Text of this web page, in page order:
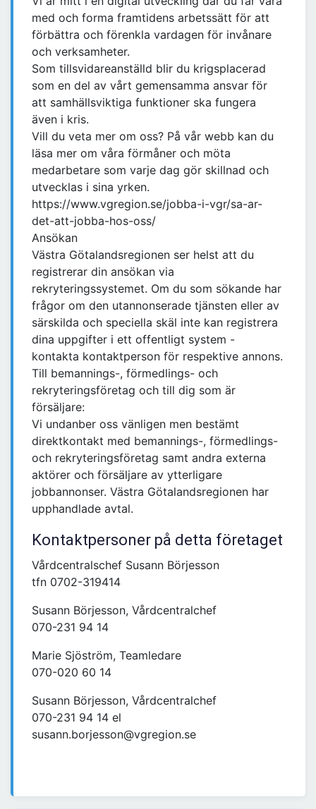
med och forma framtidens arbetssätt för att
förbättra och förenkla vardagen för invånare
och verksamheter.
Som tillsvidareanställd blir du krigsplacerad
som en del av vårt gemensamma ansvar för
att samhällsviktiga funktioner ska fungera
även i kris.
Vill du veta mer om oss? På vår webb kan du
läsa mer om våra förmåner och möta
medarbetare som varje dag gör skillnad och
utvecklas i sina yrken.
https://www.vgregion.se/jobba-i-vgr/sa-ar-
det-att-jobba-hos-oss/
Ansökan
Västra Götalandsregionen ser helst att du
registrerar din ansökan via
rekryteringssystemet. Om du som sökande har
frågor om den utannonserade tjänsten eller av
särskilda och speciella skäl inte kan registrera
dina uppgifter i ett offentligt system -
kontakta kontaktperson för respektive annons.
Till bemannings-, förmedlings- och
rekryteringsföretag och till dig som är
försäljare:
Vi undanber oss vänligen men bestämt
direktkontakt med bemannings-, förmedlings-
och rekryteringsföretag samt andra externa
aktörer och försäljare av ytterligare
jobbannonser. Västra Götalandsregionen har
upphandlade avtal.
Kontaktpersoner på detta företaget
Vårdcentralschef Susann Börjesson
tfn 0702-319414
Susann Börjesson, Vårdcentralchef
070-231 94 14
Marie Sjöström, Teamledare
070-020 60 14
Susann Börjesson, Vårdcentralchef
070-231 94 14 el
susann.borjesson@vgregion.se